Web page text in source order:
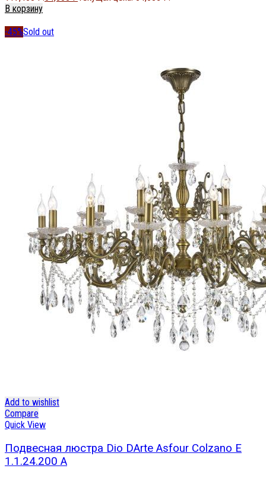
В корзину
-45%Sold out
Add to wishlist
Compare
Quick View
Подвесная люстра Dio DArte Asfour Colzano E
1.1.24.200 A